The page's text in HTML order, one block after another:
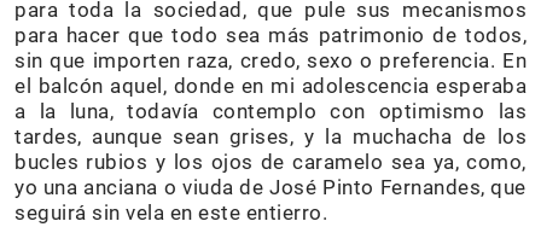
para toda la sociedad, que pule sus mecanismos
para hacer que todo sea más patrimonio de todos,
sin que importen raza, credo, sexo o preferencia. En
el balcón aquel, donde en mi adolescencia esperaba
a la luna, todavía contemplo con optimismo las
tardes, aunque sean grises, y la muchacha de los
bucles rubios y los ojos de caramelo sea ya, como,
yo una anciana o viuda de José Pinto Fernandes, que
seguirá sin vela en este entierro.